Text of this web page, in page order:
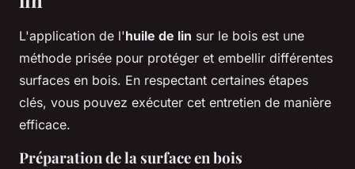
L'application de l'huile de lin sur le bois est une
méthode prisée pour protéger et embellir différentes
surfaces en bois. En respectant certaines étapes
clés, vous pouvez exécuter cet entretien de manière
efficace.
Préparation de la surface en bois